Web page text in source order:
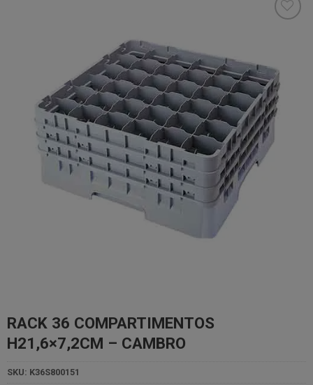
Minha
lista de
desejos
RACK 36 COMPARTIMENTOS
H21,6×7,2CM – CAMBRO
SKU: K36S800151